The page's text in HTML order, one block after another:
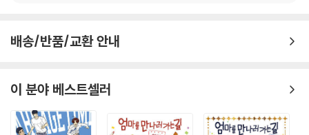
럼 들뜬 모습의 레오나르도 다 빈치, 근육질 몸매에 박력이 넘치지만 여자
잡는다. 또한 이들의 매력은 작품으로도 이어진다. 〈핑크레이디 클래식〉을
통해 세 거장들의 치명적인 매력이 어떤 작품에 어떻게 반영되었는지 확인
할 수 있다.
배송/반품/교환 안내
이 분야 베스트셀러